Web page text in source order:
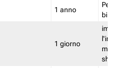
1 anno
1 giorno
shp